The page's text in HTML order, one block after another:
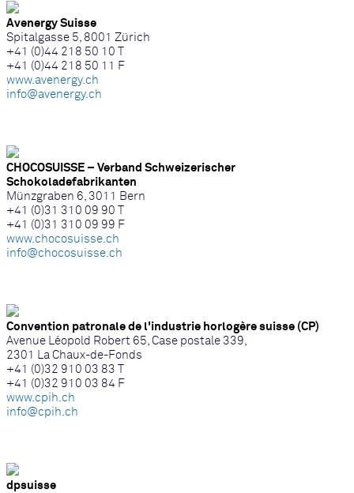
Avenergy Suisse
Spitalgasse 5, 8001 Zürich
+41 (0)44 218 50 10 T
+41 (0)44 218 50 11 F
www.avenergy.ch
info@avenergy.ch
CHOCOSUISSE – Verband Schweizerischer
Schokoladefabrikanten
Münzgraben 6, 3011 Bern
+41 (0)31 310 09 90 T
+41 (0)31 310 09 99 F
www.chocosuisse.ch
info@chocosuisse.ch
Convention patronale de l'industrie horlogère suisse (CP)
Avenue Léopold Robert 65, Case postale 339,
2301 La Chaux-de-Fonds
+41 (0)32 910 03 83 T
+41 (0)32 910 03 84 F
www.cpih.ch
info@cpih.ch
dpsuisse